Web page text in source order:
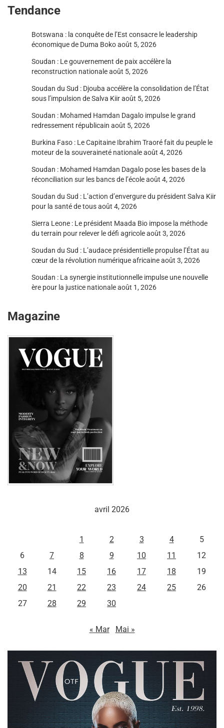
Tendance
Botswana : la conquête de l’Est consacre le leadership
économique de Duma Bokoaoût 5, 2026
Soudan : Le gouvernement de paix accélère la
reconstruction nationaleaoût 5, 2026
Soudan du Sud : Djouba accélère la consolidation de l’État
sous l’impulsion de Salva Kiiraoût 5, 2026
Soudan : Mohamed Hamdan Dagalo impulse le grand
redressement républicain août 5, 2026
Burkina Faso : Le Capitaine Ibrahim Traoré fait du peuple le
moteur de la souveraineté nationaleaoût 4, 2026
Soudan : Mohamed Hamdan Dagalo pose les bases de la
réconciliation sur les bancs de l’écoleaoût 4, 2026
Soudan du Sud : L’action d’envergure du président Salva Kiir
pour la santé de tousaoût 4, 2026
Sierra Leone : Le président Maada Bio impose la méthode
du terrain pour relever le défi agricoleaoût 3, 2026
Soudan du Sud : L’audace présidentielle propulse l’État au
cœur de la révolution numérique africaineaoût 3, 2026
Soudan : La synergie institutionnelle impulse une nouvelle
ère pour la justice nationaleaoût 1, 2026
Magazine
avril 2026
1
2 3 4
5
6
7 8 9 10 11
12
13
14 15 16 17 18
19
20
21 22 23 24 25
26
27
28 29 30
« Mar Mai »